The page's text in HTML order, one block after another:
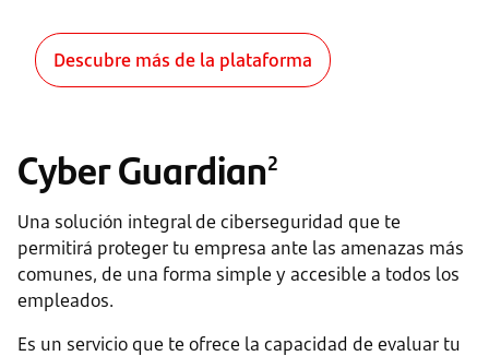
Descubre más de la plataforma
Cyber Guardian2
Una solución integral de ciberseguridad que te
permitirá proteger tu empresa ante las amenazas más
comunes, de una forma simple y accesible a todos los
empleados.
Es un servicio que te ofrece la capacidad de evaluar tu